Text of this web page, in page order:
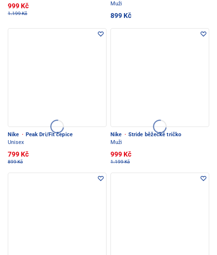
999 Kč
1.199 Kč
Muži
899 Kč
Nike · Peak Dri/Fit čepice
Unisex
799 Kč
899 Kč
Nike · Stride běžecké tričko
Muži
999 Kč
1.199 Kč